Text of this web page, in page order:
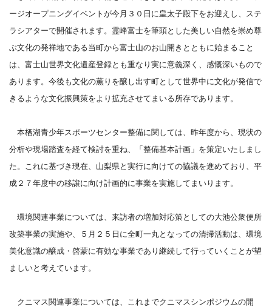
ージオープニングイベントが今月３０日に皇太子殿下をお迎えし、ステ
ラシアターで開催されます。霊峰富士を筆頭とした美しい自然を崇め尊
ぶ文化の発祥地である当町から富士山のお山開きとともに始まること
は、富士山世界文化遺産登録とも重なり実に意義深く、感慨深いもので
あります。今後も文化の薫りを醸し出す町として世界中に文化が発信で
きるような文化振興策をより拡充させてまいる所存であります。
本栖湖青少年スポーツセンター整備に関しては、昨年度から、現状の
分析や現場踏査を経て検討を重ね、「整備基本計画」を策定いたしまし
た。これに基づき現在、山梨県と実行に向けての協議を進めており、平
成２７年度中の移譲に向け計画的に事業を実施してまいります。
環境関連事業については、来訪者の増加対応策としての大池公衆便所
改築事業の実施や、５月２５日に全町一丸となっての清掃活動は、環境
美化意識の醸成・啓蒙に有効な事業であり継続して行っていくことが望
ましいと考えています。
クニマス関連事業については、これまでクニマスシンポジウムの開